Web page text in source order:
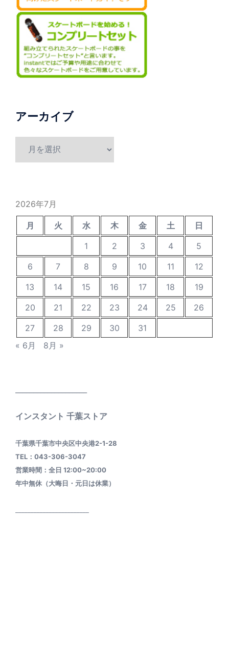
アーカイブ
2026年7月
月 火 水 木 金 土
日
1
2 3 4
5
6
7 8 9 10 11
12
13
14 15 16 17 18
19
20
21 22 23 24 25
26
27
28 29 30
31
« 6月
8月 »
インスタント 千葉ストア
千葉県千葉市中央区中央港2-1-28
TEL：043-306-3047
営業時間：全日 12:00~20:00
年中無休（大晦日・元日は休業）